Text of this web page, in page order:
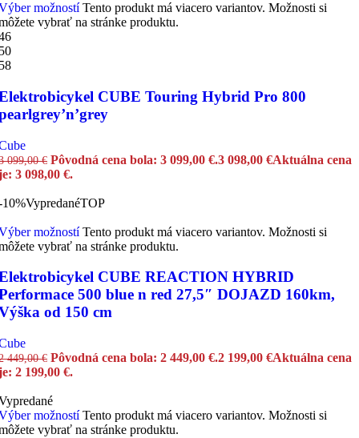
možností Tento produkt má viacero variantov. Možnosti si
vybrať na stránke produktu.
CUBE Touring Hybrid Pro 800
099,00€ Pôvodná cena bola: 3 099,00 €.3 098,00 €Aktuálna cena
3 098,00 €.
10%VypredanéTOP
možností Tento produkt má viacero variantov. Možnosti si
vybrať na stránke produktu.
CUBE REACTION HYBRID
500 blue n red 27,5″ DOJAZD 160km,
od 150 cm
449,00€ Pôvodná cena bola: 2 449,00 €.2 199,00 €Aktuálna cena
2 199,00 €.
možností Tento produkt má viacero variantov. Možnosti si
vybrať na stránke produktu.